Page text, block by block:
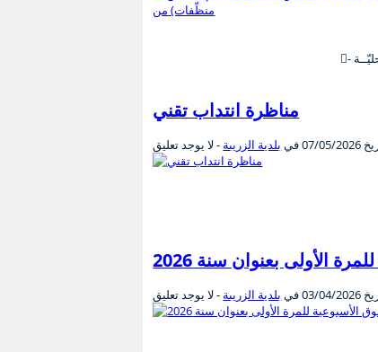
مناظرة انتداب تقني
07/05/2026في بلدية الزريبة - لا يوجد تعليق
03/04/2026في بلدية الزريبة - لا يوجد تعليق